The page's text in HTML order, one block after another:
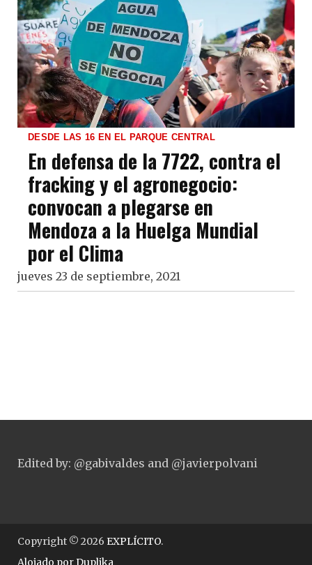
DESDE LAS 16 EN EL PARQUE CENTRAL
En defensa de la 7722, contra el
fracking y el agronegocio:
convocan a plegarse en
Mendoza a la Huelga Mundial
por el Clima
jueves 23 de septiembre, 2021
Edited by: @gabivaldes and @javierpolvani
Copyright © 2026 EXPLÍCITO.
Alojado por Duplika